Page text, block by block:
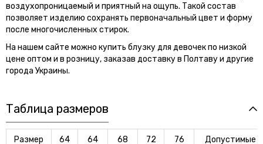
воздухопроницаемый и приятный на ощупь. Такой состав
позволяет изделию сохранять первоначальный цвет и форму
после многочисленных стирок.
На нашем сайте можно купить блузку для девочек по низкой
цене оптом и в розницу, заказав доставку в Полтаву и другие
города Украины.
Таблица размеров
Размер 64 64 68 72 76 Допустимые